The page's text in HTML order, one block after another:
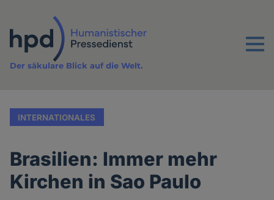
Inhalt
Menu
Der säkulare Blick auf die Welt.
INTERNATIONALES
Brasilien: Immer mehr
Kirchen in Sao Paulo